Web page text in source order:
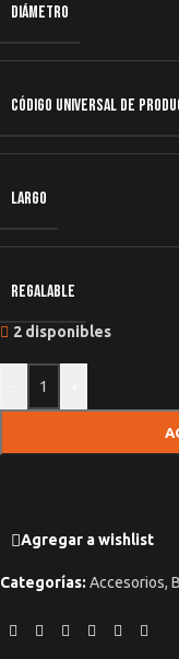
DIÁMETRO
CÓDIGO UNIVERSAL DE
LARGO
REGALABLE
2 disponibles
Agregar a wishlist
Categorías: Accesorios,